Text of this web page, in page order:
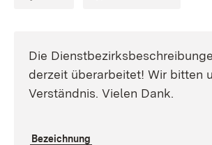
Die
derzeit überarbeitet! Wir bitten
Verständnis. Vielen Dank.
Bezeichnung